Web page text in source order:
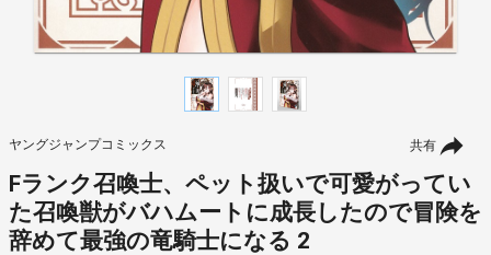
共有
ヤングジャンプコミックス
Fランク召喚士、ペット扱いで可愛がってい
た召喚獣がバハムートに成長したので冒険を
辞めて最強の竜騎士になる 2